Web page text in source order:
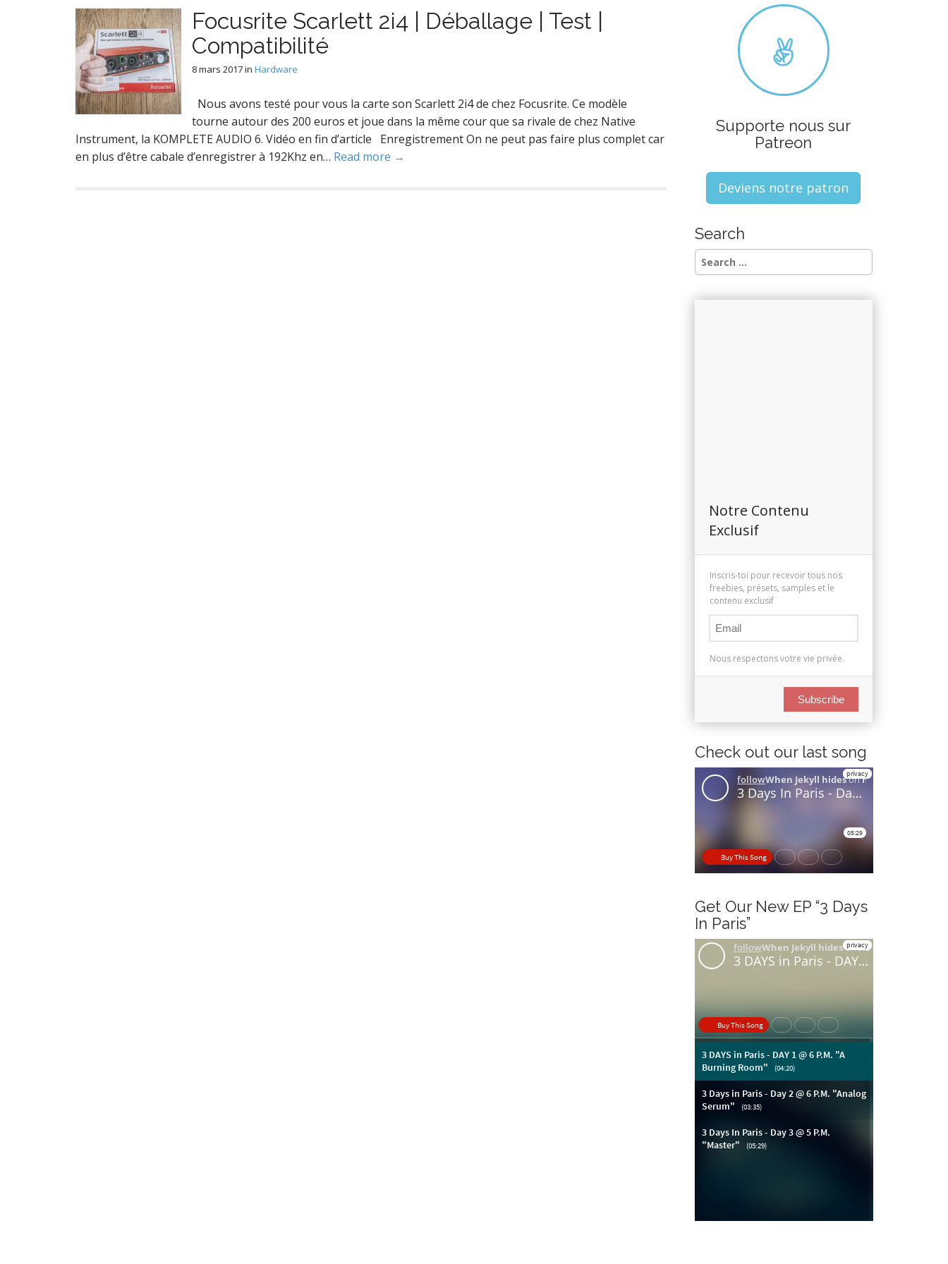
Focusrite Scarlett 2i4 | Déballage | Test |
Compatibilité
8 mars 2017in Hardware
Nous avons testé pour vous la carte son Scarlett 2i4 de chez Focusrite. Ce modèle
tourne autour des 200 euros et joue dans la même cour que sa rivale de chez Native
Instrument, la KOMPLETE AUDIO 6. Vidéo en fin d’article Enregistrement On ne peut pas faire plus complet car
en plus d’être cabale d’enregistrer à 192Khz en… Read more →
Supporte nous sur
Patreon
Deviens notre patron
Search
S
e
Notre Contenu
Exclusif
Inscris-toi pour recevoir tous nos
freebies, présets, samples et le
contenu exclusif
Nous respectons votre vie privée.
Subscribe
Check out our last song
Get Our New EP “3 Days
In Paris”